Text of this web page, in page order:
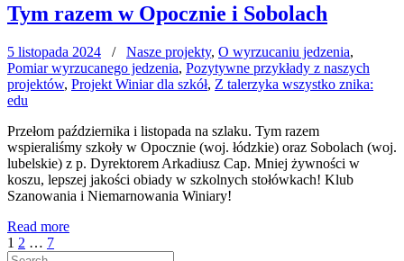
Tym razem w Opocznie i Sobolach
5 listopada 2024 / Nasze projekty, O wyrzucaniu jedzenia,
Pomiar wyrzucanego jedzenia, Pozytywne przykłady z naszych
projektów, Projekt Winiar dla szkół, Z talerzyka wszystko znika:
edu
Przełom października i listopada na szlaku. Tym razem
wspieraliśmy szkoły w Opocznie (woj. łódzkie) oraz Sobolach (woj.
lubelskie) z p. Dyrektorem Arkadiusz Cap. Mniej żywności w
koszu, lepszej jakości obiady w szkolnych stołówkach! Klub
Szanowania i Niemarnowania Winiary!
Read more
Stronicowanie
Page
1 Page
2 … Page
7Next